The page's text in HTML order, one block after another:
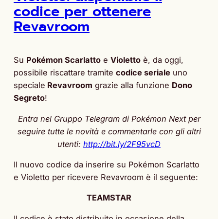
codice per ottenere
Revavroom
Su Pokémon Scarlatto e Violetto è, da oggi,
possibile riscattare tramite codice seriale uno
speciale Revavroom grazie alla funzione Dono
Segreto!
Entra nel Gruppo Telegram di Pokémon Next per
seguire tutte le novità e commentarle con gli altri
utenti: http://bit.ly/2F95vcD
Il nuovo codice da inserire su Pokémon Scarlatto
e Violetto per ricevere Revavroom è il seguente:
TEAMSTAR